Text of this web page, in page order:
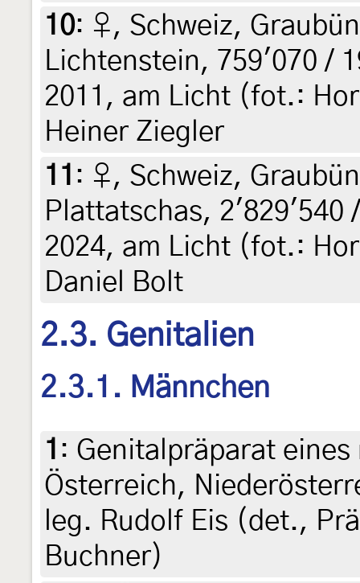
10: ♀, Schweiz,
Lichtenstein, 759'070 /
2011, am Licht (fot.:
Heiner Ziegler
11 : ♀, Schweiz,
Plattatschas, 2'829'540
2024, am Licht (fot.:
Daniel Bolt
2.3. Genitalien
2.3.1. Männchen
1 : Genitalpräparat
Österreich,
leg. Rudolf Eis (det.,
Buchner)